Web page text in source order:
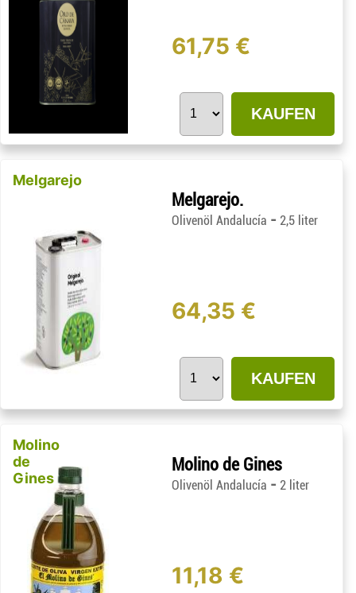
61,75 €
KAUFEN
Melgarejo
Melgarejo.
Olivenöl Andalucía - 2,5 liter
64,35 €
KAUFEN
Molino
de
Gines
Molino de Gines
Olivenöl Andalucía - 2 liter
11,18 €